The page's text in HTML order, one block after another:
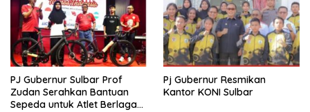
PJ Gubernur Sulbar Prof
Zudan Serahkan Bantuan
Sepeda untuk Atlet Berlaga
Pj Gubernur Resmikan
Kantor KONI Sulbar